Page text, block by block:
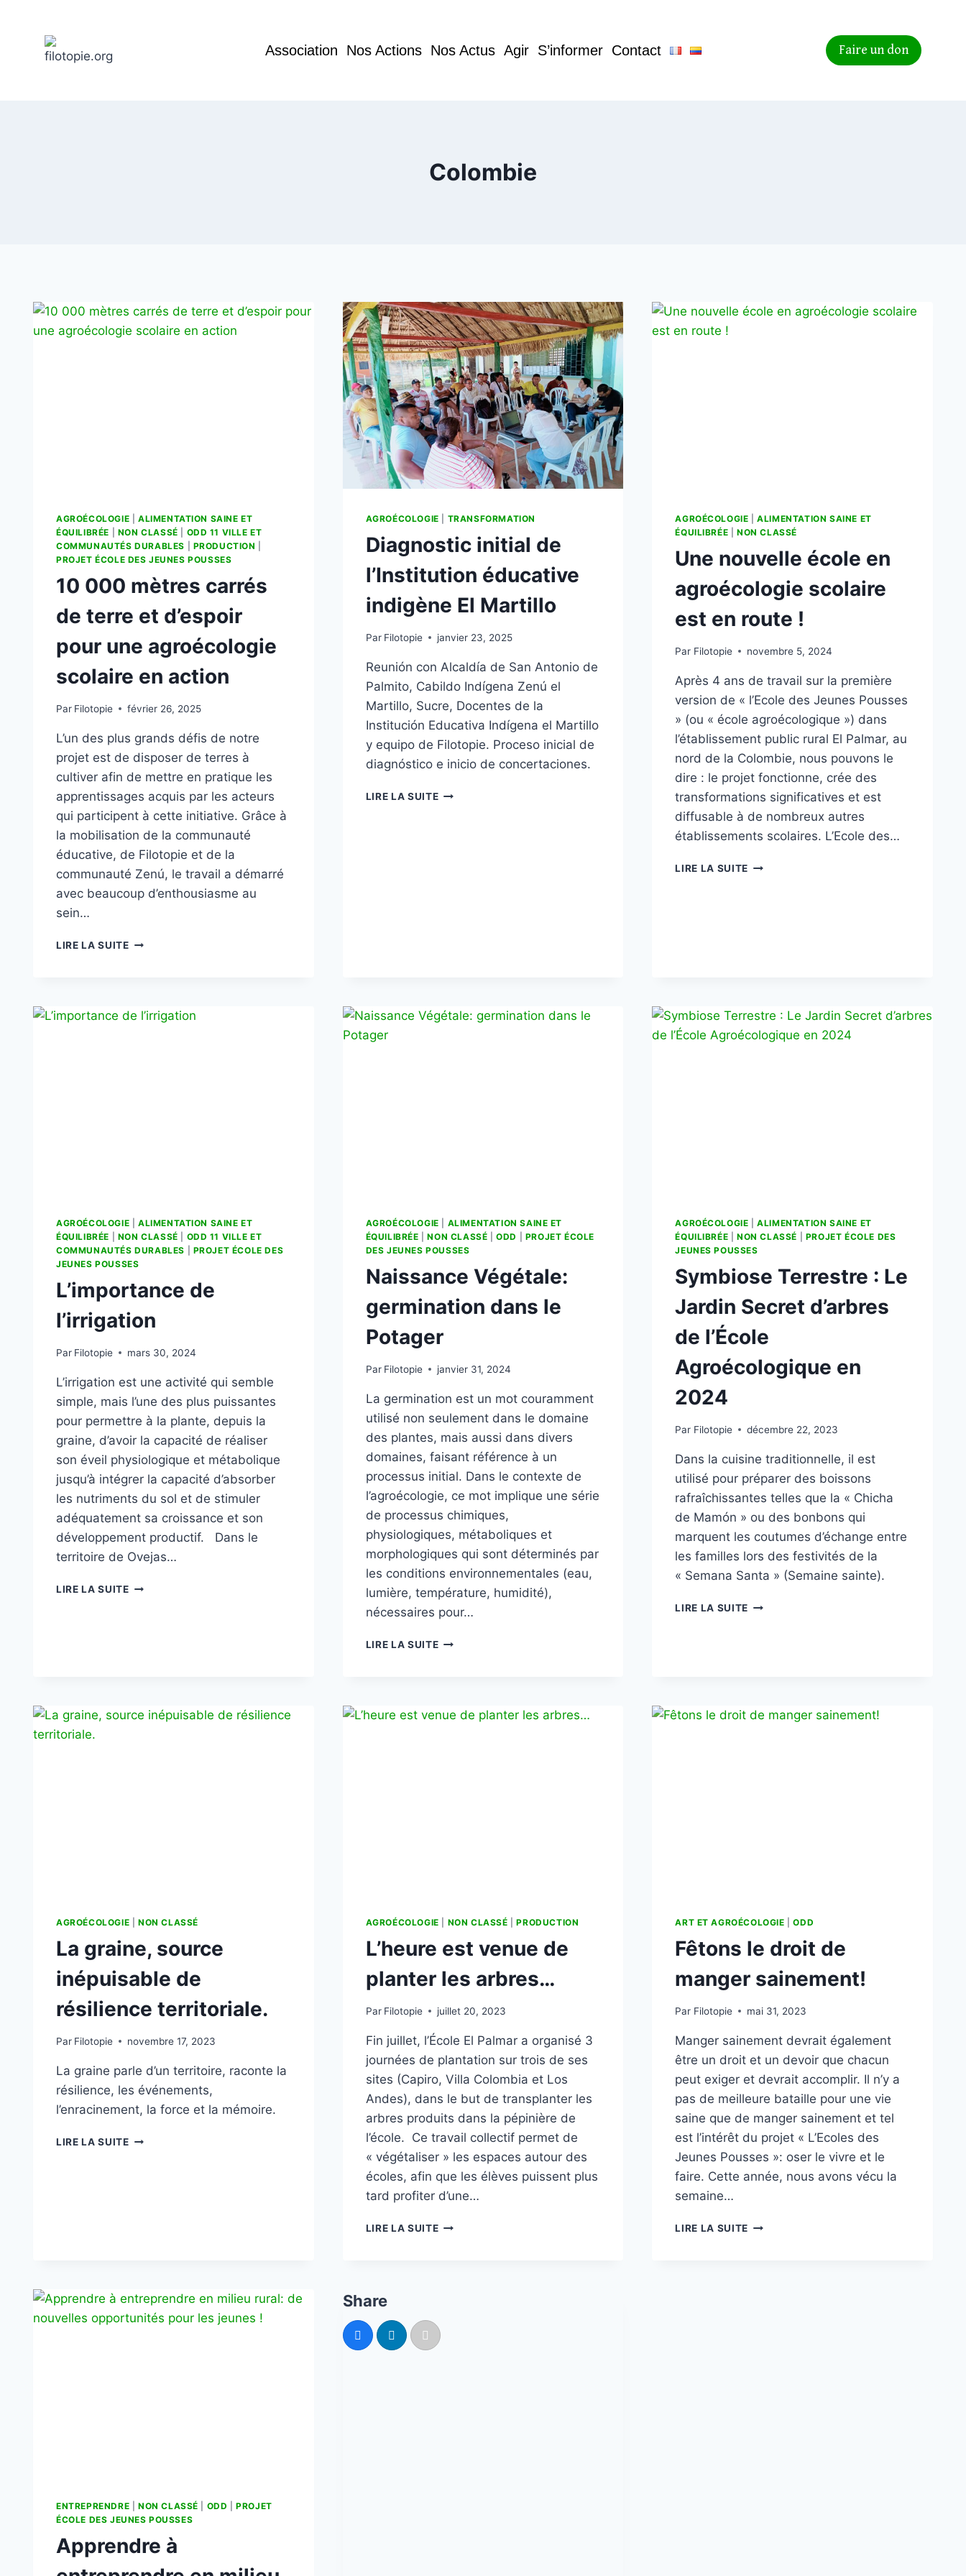
Association Nos Actions Nos Actus Agir S’informer Contact Faire un don
Colombie
AGROÉCOLOGIE
ALIMENTATION SAINE ET
ÉQUILIBRÉE
NON CLASSÉ
ODD 11 VILLE ET
COMMUNAUTÉS DURABLES
PRODUCTION
PROJET ÉCOLE DES JEUNES POUSSES
10 000 mètres carrés
de terre et d’espoir
pour une agroécologie
scolaire en action
Par Filotopie février 26, 2025
L’un des plus grands défis de notre
projet est de disposer de terres à
cultiver afin de mettre en pratique les
apprentissages acquis par les acteurs
qui participent à cette initiative. Grâce à
la mobilisation de la communauté
éducative, de Filotopie et de la
communauté Zenú, le travail a démarré
avec beaucoup d’enthousiasme au
sein…
LIRE LA SUITE
AGROÉCOLOGIE TRANSFORMATION
Diagnostic initial de
l’Institution éducative
indigène El Martillo
Par Filotopie janvier 23, 2025
Reunión con Alcaldía de San Antonio de
Palmito, Cabildo Indígena Zenú el
Martillo, Sucre, Docentes de la
Institución Educativa Indígena el Martillo
y equipo de Filotopie. Proceso inicial de
diagnóstico e inicio de concertaciones.
LIRE LA SUITE
AGROÉCOLOGIE |ALIMENTATION SAINE ET
ÉQUILIBRÉE |NON CLASSÉ
Une nouvelle école en
agroécologie scolaire
est en route !
Par Filotopie novembre 5, 2024
Après 4 ans de travail sur la première
version de « l’Ecole des Jeunes Pousses
» (ou « école agroécologique ») dans
l’établissement public rural El Palmar, au
nord de la Colombie, nous pouvons le
dire : le projet fonctionne, crée des
transformations significatives et est
diffusable à de nombreux autres
établissements scolaires. L’Ecole des…
LIRE LA SUITE
AGROÉCOLOGIE
ALIMENTATION SAINE ET
ÉQUILIBRÉE
NON CLASSÉ
ODD 11 VILLE ET
COMMUNAUTÉS DURABLES
PROJET ÉCOLE DES
JEUNES POUSSES
L’importance de
l’irrigation
Par Filotopie mars 30, 2024
L’irrigation est une activité qui semble
simple, mais l’une des plus puissantes
pour permettre à la plante, depuis la
graine, d’avoir la capacité de réaliser
son éveil physiologique et métabolique
jusqu’à intégrer la capacité d’absorber
les nutriments du sol et de stimuler
adéquatement sa croissance et son
développement productif. Dans le
territoire de Ovejas…
LIRE LA SUITE
AGROÉCOLOGIE
ALIMENTATION SAINE ET
ÉQUILIBRÉE |NON CLASSÉ |ODD
PROJET ÉCOLE
DES JEUNES POUSSES
Naissance Végétale:
germination dans le
Potager
Par Filotopie janvier 31, 2024
La germination est un mot couramment
utilisé non seulement dans le domaine
des plantes, mais aussi dans divers
domaines, faisant référence à un
processus initial. Dans le contexte de
l’agroécologie, ce mot implique une série
de processus chimiques,
physiologiques, métaboliques et
morphologiques qui sont déterminés par
les conditions environnementales (eau,
lumière, température, humidité),
nécessaires pour…
LIRE LA SUITE
AGROÉCOLOGIE |ALIMENTATION SAINE ET
ÉQUILIBRÉE |NON CLASSÉ
PROJET ÉCOLE DES
JEUNES POUSSES
Symbiose Terrestre : Le
Jardin Secret d’arbres
de l’École
Agroécologique en
2024
Par Filotopie décembre 22, 2023
Dans la cuisine traditionnelle, il est
utilisé pour préparer des boissons
rafraîchissantes telles que la « Chicha
de Mamón » ou des bonbons qui
marquent les coutumes d’échange entre
les familles lors des festivités de la
« Semana Santa » (Semaine sainte).
LIRE LA SUITE
AGROÉCOLOGIE NON CLASSÉ
La graine, source
inépuisable de
résilience territoriale.
Par Filotopie novembre 17, 2023
La graine parle d’un territoire, raconte la
résilience, les événements,
l’enracinement, la force et la mémoire.
LIRE LA SUITE
AGROÉCOLOGIE NON CLASSÉ |PRODUCTION
L’heure est venue de
planter les arbres…
Par Filotopie juillet 20, 2023
Fin juillet, l’École El Palmar a organisé 3
journées de plantation sur trois de ses
sites (Capiro, Villa Colombia et Los
Andes), dans le but de transplanter les
arbres produits dans la pépinière de
l’école. Ce travail collectif permet de
« végétaliser » les espaces autour des
écoles, afin que les élèves puissent plus
tard profiter d’une…
LIRE LA SUITE
ART ET AGROÉCOLOGIE |ODD
Fêtons le droit de
manger sainement!
Par Filotopie mai 31, 2023
Manger sainement devrait également
être un droit et un devoir que chacun
peut exiger et devrait accomplir. Il n’y a
pas de meilleure bataille pour une vie
saine que de manger sainement et tel
est l’intérêt du projet « L’Ecoles des
Jeunes Pousses »: oser le vivre et le
faire. Cette année, nous avons vécu la
semaine…
LIRE LA SUITE
ENTREPRENDRE NON CLASSÉ ODD |PROJET
ÉCOLE DES JEUNES POUSSES
Apprendre à
Share